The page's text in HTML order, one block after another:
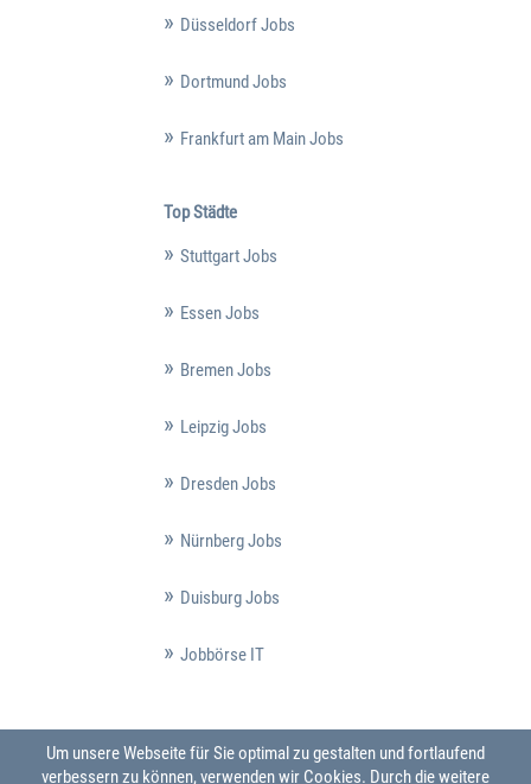
Düsseldorf Jobs
Dortmund Jobs
Frankfurt am Main Jobs
Top Städte
Stuttgart Jobs
Essen Jobs
Bremen Jobs
Leipzig Jobs
Dresden Jobs
Nürnberg Jobs
Duisburg Jobs
Jobbörse IT
Um unsere Webseite für Sie optimal zu gestalten und fortlaufend
verbessern zu können, verwenden wir Cookies. Durch die weitere